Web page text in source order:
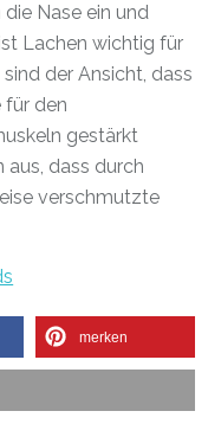
Nase ein und
Lachen wichtig für
der Ansicht, dass
für den
gestärkt
dass durch
verschmutzte
merken